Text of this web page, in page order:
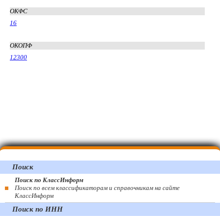
ОКФС
16
ОКОПФ
12300
Поиск
Поиск по КлассИнформ
Поиск по всем классификаторам и справочникам на сайте
КлассИнформ
Поиск по ИНН